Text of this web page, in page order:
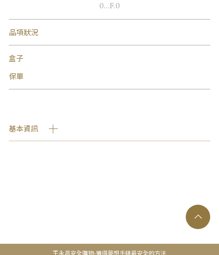
0...F.0
品項狀況
盒子
保單
基本資訊
王永昌安全購物-獲得夢想手錶最安全的方法